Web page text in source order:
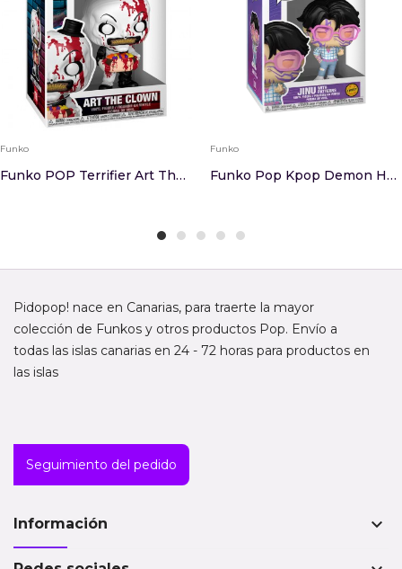
Funko
Funko POP Terrifier Art The Clown 1796
Funko
Funko Pop Kpop Demon Hunters Jinu Chase 2259
Pidopop! nace en Canarias, para traerte la mayor
colección de Funkos y otros productos Pop. Envío a
todas las islas canarias en 24 - 72 horas para productos en
las islas
Seguimiento del pedido
Información keyboard_arrow_down